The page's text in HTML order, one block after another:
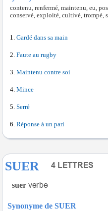
contenu, renfermé, maintenu, eu,
conservé, exploité, cultivé, trompé,
Gardé dans sa main
Faute au rugby
Maintenu contre soi
Mince
Serré
Réponse à un pari
SUER
suer
Synonyme de SUER